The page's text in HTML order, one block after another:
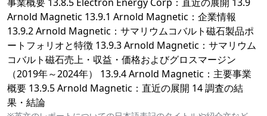
Arnold Magnetic 13.9.1 Arnold Magnetic：企業情報
13.9.2 Arnold Magnetic：サマリウムコバルト磁石製品ポ
ートフォリオと特徴 13.9.3 Arnold Magnetic：サマリウム
コバルト磁石売上・収益・価格およびグロスマージン
（2019年～2024年） 13.9.4 Arnold Magnetic：主要事業
概要 13.9.5 Arnold Magnetic：直近の展開 14 調査の結
果・結論